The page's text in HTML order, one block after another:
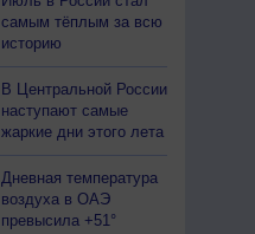
71
Ю-З
2-5
+16
70
Ю-З
2-5
+15
70
2-5
самым тёплым за всю
историю
В Центральной России
наступают самые
жаркие дни этого лета
Дневная температура
воздуха в ОАЭ
превысила +51°